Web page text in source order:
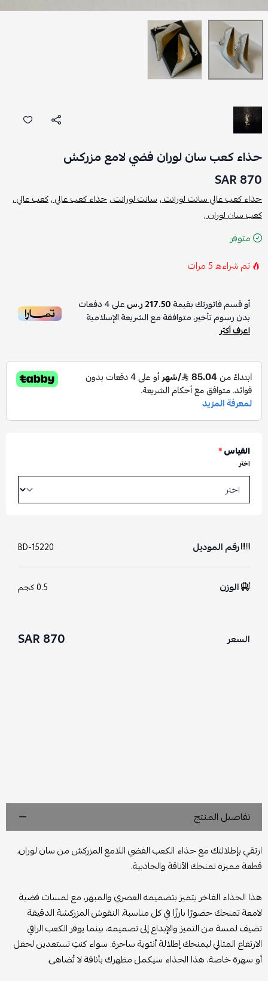
حذاء كعب سان لوران فضي لامع مزركش
870 SAR
حذاء كعب عالي سانت لورانت ,سانت لورانت ,حذاء كعب عالي ,كعب عالي ,
كعب سان لوران ,
متوفر
تم شراءه5مرات
أو قسم فاتورتك بقيمة217.50 ر.س على4دفعات
بدون رسوم تأخير، متوافقة مع الشريعة الإسلامية
اعرف أكثر
القياس*
اختر
رقم الموديل BD-15220
الوزن 0.5 كجم
السعر 870 SAR
تفاصيل المنتج
ارتقي بإطلالتك مع حذاء الكعب الفضي اللامع المزركش من سان لوران،
قطعة مميزة تمنحك الأناقة والجاذبية.
هذا الحذاء الفاخر يتميز بتصميمه العصري والمبهر، مع لمسات فضية
لامعة تمنحك حضورًا بارزًا في كل مناسبة. النقوش المزركشة الدقيقة
تضيف لمسة من التميز والإبداع إلى تصميمه، بينما يوفر الكعب الراقي
الارتفاع المثالي ليمنحك إطلالة أنثوية ساحرة. سواء كنتِ تستعدين لحفل
أو سهرة خاصة، هذا الحذاء سيكمل مظهرك بأناقة لا تُضاهى.